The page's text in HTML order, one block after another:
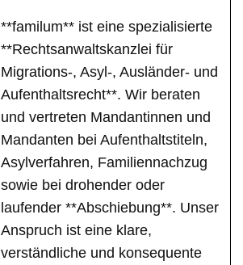
**familum** ist eine spezialisierte
**Rechtsanwaltskanzlei für
Migrations-, Asyl-, Ausländer- und
Aufenthaltsrecht**. Wir beraten
und vertreten Mandantinnen und
Mandanten bei Aufenthaltstiteln,
Asylverfahren, Familiennachzug
sowie bei drohender oder
laufender **Abschiebung**. Unser
Anspruch ist eine klare,
verständliche und konsequente